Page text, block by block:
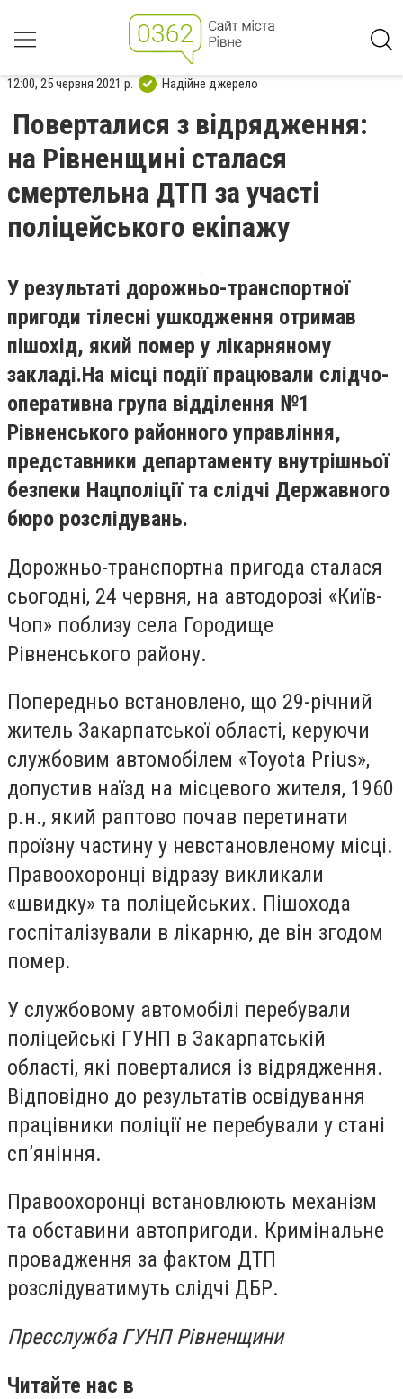
12:00, 25 червня 2021 р. Надійне джерело
Поверталися з відрядження:
на Рівненщині сталася
смертельна ДТП за участі
поліцейського екіпажу
У результаті дорожньо-транспортної
пригоди тілесні ушкодження отримав
пішохід, який помер у лікарняному
закладі.На місці події працювали слідчо-
оперативна група відділення №1
Рівненського районного управління,
представники департаменту внутрішньої
безпеки Нацполіції та слідчі Державного
бюро розслідувань.
Дорожньо-транспортна пригода сталася
сьогодні, 24 червня, на автодорозі «Київ-
Чоп» поблизу села Городище
Рівненського району.
Попередньо встановлено, що 29-річний
житель Закарпатської області, керуючи
службовим автомобілем «Toyota Prius»,
допустив наїзд на місцевого жителя, 1960
р.н., який раптово почав перетинати
проїзну частину у невстановленому місці.
Правоохоронці відразу викликали
«швидку» та поліцейських. Пішохода
госпіталізували в лікарню, де він згодом
помер.
У службовому автомобілі перебували
поліцейські ГУНП в Закарпатській
області, які поверталися із відрядження.
Відповідно до результатів освідування
працівники поліції не перебували у стані
сп’яніння.
Правоохоронці встановлюють механізм
та обставини автопригоди. Кримінальне
провадження за фактом ДТП
розслідуватимуть слідчі ДБР.
Пресслужба ГУНП Рівненщини
Читайте нас в